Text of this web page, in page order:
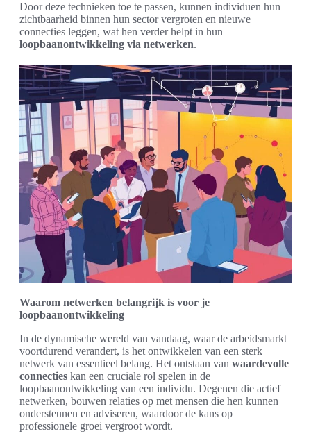
Door deze technieken toe te passen, kunnen individuen hun
zichtbaarheid binnen hun sector vergroten en nieuwe
connecties leggen, wat hen verder helpt in hun
loopbaanontwikkeling via netwerken.
Waarom netwerken belangrijk is voor je
loopbaanontwikkeling
In de dynamische wereld van vandaag, waar de arbeidsmarkt
voortdurend verandert, is het ontwikkelen van een sterk
netwerk van essentieel belang. Het ontstaan van waardevolle
connecties kan een cruciale rol spelen in de
loopbaanontwikkeling van een individu. Degenen die actief
netwerken, bouwen relaties op met mensen die hen kunnen
ondersteunen en adviseren, waardoor de kans op
professionele groei vergroot wordt.